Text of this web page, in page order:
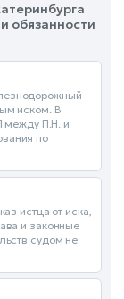
обязанности
иском. В
между П.Н. и
по
истца от иска,
и законные
судом не